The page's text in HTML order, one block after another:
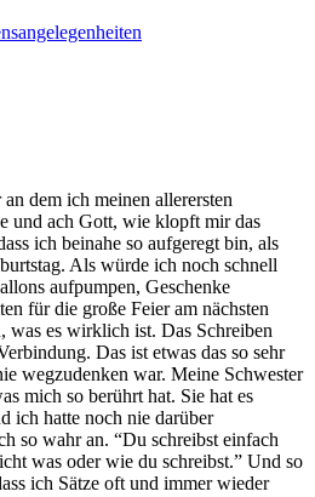
dem ich meinen allerersten
und ach Gott, wie klopft mir das
ich beinahe so aufgeregt bin, als
Als würde ich noch schnell
aufpumpen, Geschenke
für die große Feier am nächsten
was es wirklich ist. Das Schreiben
Das ist etwas das so sehr
wegzudenken war. Meine Schwester
mich so berührt hat. Sie hat es
ich hatte noch nie darüber
so wahr an. “Du schreibst einfach
was oder wie du schreibst.” Und so
ich Sätze oft und immer wieder